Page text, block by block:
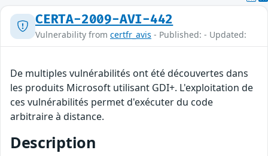
CERTA-2009-AVI-442
Vulnerability from certfr_avis - Published: - Updated:
De multiples vulnérabilités ont été découvertes dans
les produits Microsoft utilisant GDI+. L'exploitation de
ces vulnérabilités permet d'exécuter du code
arbitraire à distance.
Description